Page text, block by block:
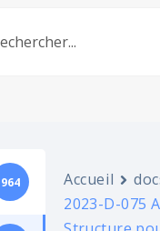
964 Accueil
2023-D-075